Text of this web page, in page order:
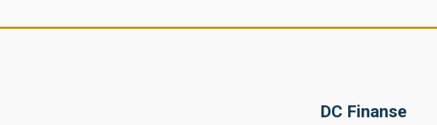
DC Finanse